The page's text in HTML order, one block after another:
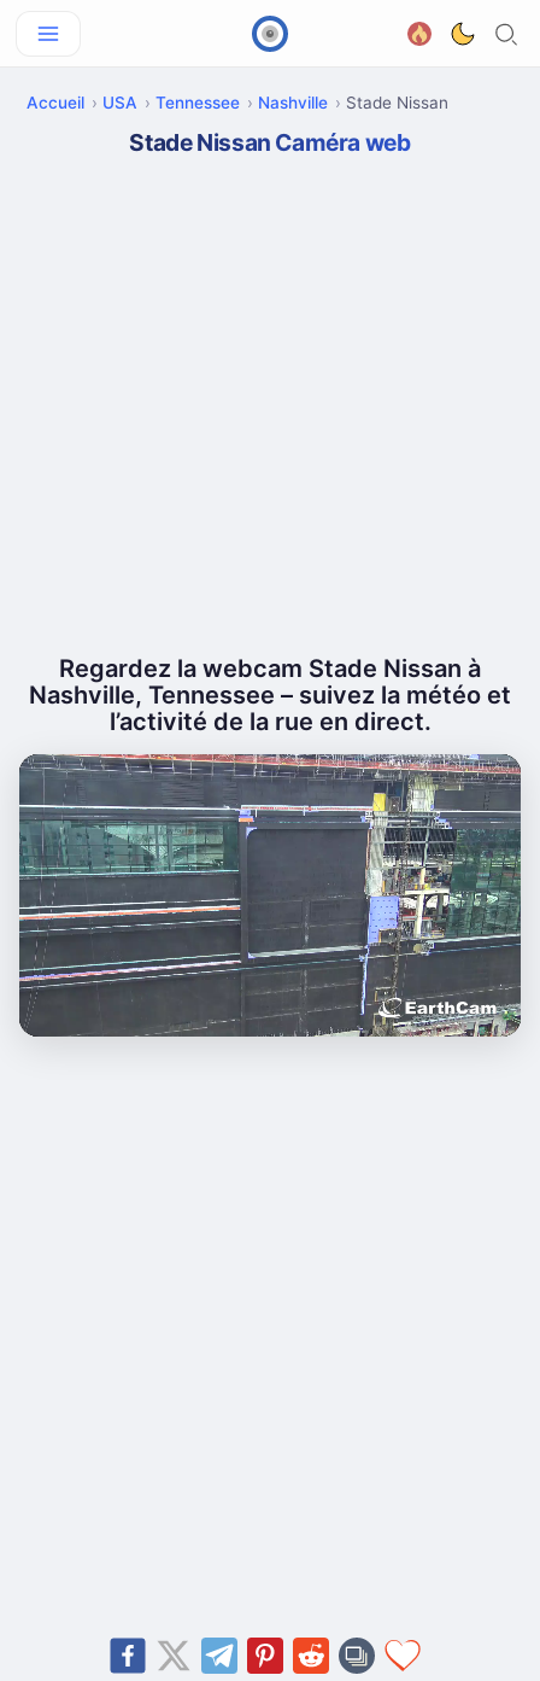
Accueil USA Tennessee Nashville Stade Nissan
Stade Nissan Caméra web
Regardez la webcam Stade Nissan à
Nashville, Tennessee – suivez la météo et
l’activité de la rue en direct.